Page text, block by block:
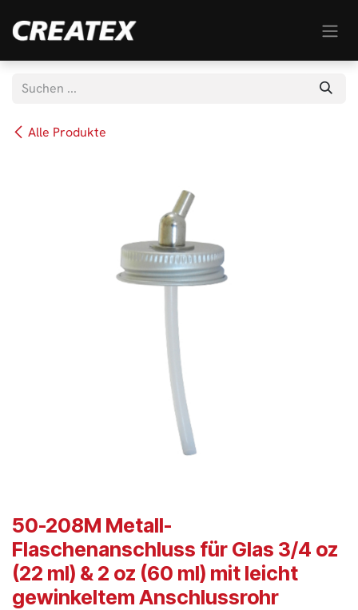
Alle Produkte
50-208M Metall-
Flaschenanschluss für Glas 3/4 oz
(22 ml) & 2 oz (60 ml) mit leicht
gewinkeltem Anschlussrohr